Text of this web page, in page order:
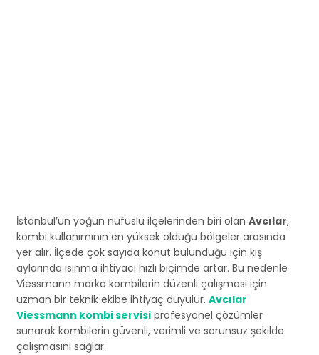
İstanbul’un yoğun nüfuslu ilçelerinden biri olan Avcılar,
kombi kullanımının en yüksek olduğu bölgeler arasında
yer alır. İlçede çok sayıda konut bulunduğu için kış
aylarında ısınma ihtiyacı hızlı biçimde artar. Bu nedenle
Viessmann marka kombilerin düzenli çalışması için
uzman bir teknik ekibe ihtiyaç duyulur. Avcılar
Viessmann kombi servisi profesyonel çözümler
sunarak kombilerin güvenli, verimli ve sorunsuz şekilde
çalışmasını sağlar.